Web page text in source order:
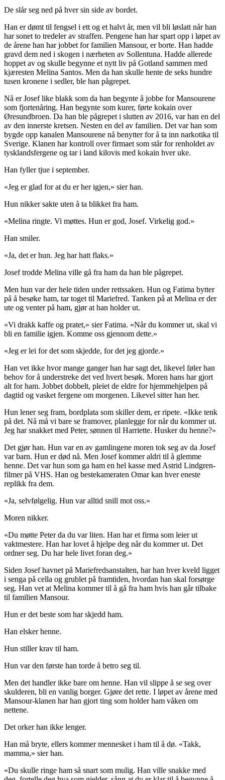
De slår seg ned på hver sin side av bordet.
Han er dømt til fengsel i ett og et halvt år, men vil bli løslatt når han
har sonet to tredeler av straffen. Pengene han har spart opp i løpet av
de årene han har jobbet for familien Mansour, er borte. Han hadde
gravd dem ned i skogen i nærheten av Sollentuna. Hadde allerede
hoppet av og skulle begynne et nytt liv på Gotland sammen med
kjæresten Melina Santos. Men da han skulle hente de seks hundre
tusen kronene i sedler, ble han pågrepet.
Nå er Josef like blakk som da han begynte å jobbe for Mansourene
som fjortenåring. Han begynte som kurer, førte kokain over
Øresundbroen. Da han ble pågrepet i slutten av 2016, var han en del
av den innerste kretsen. Nesten en del av familien. Det var han som
bygde opp kanalen Mansourene nå benytter for å ta inn narkotika til
Sverige. Klanen har kontroll over firmaet som står for renholdet av
tysklandsfergene og tar i land kilovis med kokain hver uke.
Han fyller tjue i september.
«Jeg er glad for at du er her igjen,» sier han.
Hun nikker sakte uten å ta blikket fra ham.
«Melina ringte. Vi møttes. Hun er god, Josef. Virkelig god.»
Han smiler.
«Ja, det er hun. Jeg har hatt flaks.»
Josef trodde Melina ville gå fra ham da han ble pågrepet.
Men hun var der hele tiden under rettssaken. Hun og Fatima bytter
på å besøke ham, tar toget til Mariefred. Tanken på at Melina er der
ute og venter på ham, gjør at han holder ut.
«Vi drakk kaffe og pratet,» sier Fatima. «Når du kommer ut, skal vi
bli en familie igjen. Komme oss gjennom dette.»
«Jeg er lei for det som skjedde, for det jeg gjorde.»
Han vet ikke hvor mange ganger han har sagt det, likevel føler han
behov for å understreke det ved hvert besøk. Moren hans har gjort
alt for ham. Jobbet dobbelt, pleiet de eldre for hjemmehjelpen på
dagtid og vasket fergene om morgenen. Likevel sitter han her.
Hun lener seg fram, bordplata som skiller dem, er ripete. «Ikke tenk
på det. Nå må vi bare se framover, planlegge for når du kommer ut.
Jeg har snakket med Peter, sønnen til Harriette. Husker du henne?»
Det gjør han. Hun var en av gamlingene moren tok seg av da Josef
var barn. Hun er død nå. Men Josef kommer aldri til å glemme
henne. Det var hun som ga ham en hel kasse med Astrid Lindgren-
filmer på VHS. Han og bestekameraten Omar kan hver eneste
replikk fra dem.
«Ja, selvfølgelig. Hun var alltid snill mot oss.»
Moren nikker.
«Du møtte Peter da du var liten. Han har et firma som leier ut
vaktmestere. Han har lovet å hjelpe deg når du kommer ut. Det
ordner seg. Du har hele livet foran deg.»
Siden Josef havnet på Mariefredsanstalten, har han hver kveld ligget
i senga på cella og grublet på framtiden, hvordan han skal forsørge
seg. Han vet at Melina kommer til å gå fra ham hvis han går tilbake
til familien Mansour.
Hun er det beste som har skjedd ham.
Han elsker henne.
Hun stiller krav til ham.
Hun var den første han torde å betro seg til.
Men det handler ikke bare om henne. Han vil slippe å se seg over
skulderen, bli en vanlig borger. Gjøre det rette. I løpet av årene med
Mansour-klanen har han gjort ting som holder ham våken om
nettene.
Det orker han ikke lenger.
Han må bryte, ellers kommer mennesket i ham til å dø. «Takk,
mamma,» sier han.
«Du skulle ringe ham så snart som mulig. Han ville snakke med